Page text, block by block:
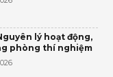
lý hoạt động,
phòng thí nghiệm